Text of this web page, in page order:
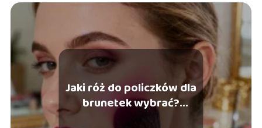
Jaki róż do policzków dla
brunetek wybrać?
Poradnik